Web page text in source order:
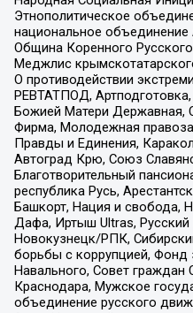
Этнополитическое
национальное
Община Коренного
Меджлис
О противодействии
РЕВТАТПОД,
Божией Матери Державная,
Фирма, Молодежная
Правды и Единения,
Автоград Крю, Союз
Благотворительный
республика Русь,
Башкорт, Нация и свобода,
Дафа, Иртыш Ultras, Русский
Новокузнецк/РПК,
борьбы с коррупцией,
Навального, Совет граждан
Краснодара, Мужское
объединение русского